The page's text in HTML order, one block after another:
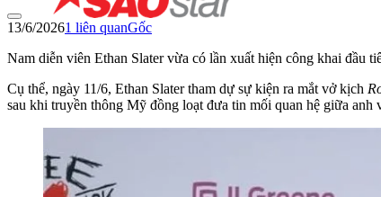
13/6/20261 liên quanGốc
Nam diễn viên Ethan Slater vừa có lần xuất hiện công khai đầu
Cụ thể, ngày 11/6, Ethan Slater tham dự sự kiện ra mắt vở kịch
sau khi truyền thông Mỹ đồng loạt đưa tin mối quan hệ giữa anh